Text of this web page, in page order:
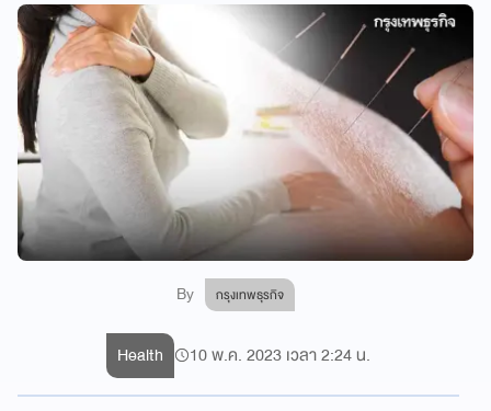
By กรุงเทพธุรกิจ
Health 10 พ.ค. 2023 เวลา 2:24 น.